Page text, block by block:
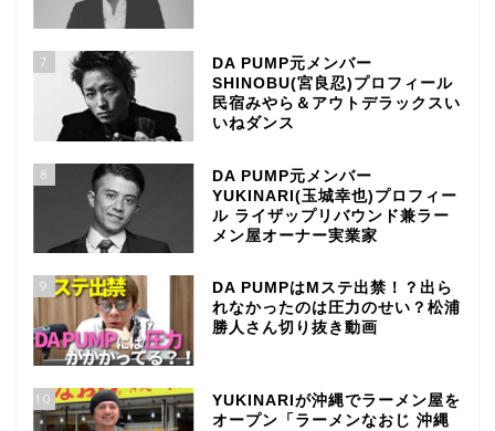
7
DA PUMP元メンバー
SHINOBU(宮良忍)プロフィール
民宿みやら＆アウトデラックスい
いねダンス
8
DA PUMP元メンバー
YUKINARI(玉城幸也)プロフィー
ル ライザップリバウンド兼ラー
メン屋オーナー実業家
9
DA PUMPはMステ出禁！？出ら
れなかったのは圧力のせい？松浦
勝人さん切り抜き動画
10
YUKINARIが沖縄でラーメン屋を
オープン「ラーメンなおじ 沖縄